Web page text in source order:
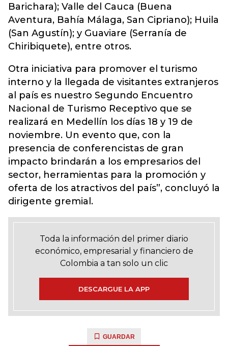
Barichara); Valle del Cauca (Buena
Aventura, Bahía Málaga, San Cipriano); Huila
(San Agustín); y Guaviare (Serranía de
Chiribiquete), entre otros.
Otra iniciativa para promover el turismo
interno y la llegada de visitantes extranjeros
al país es nuestro Segundo Encuentro
Nacional de Turismo Receptivo que se
realizará en Medellín los días 18 y 19 de
noviembre. Un evento que, con la
presencia de conferencistas de gran
impacto brindarán a los empresarios del
sector, herramientas para la promoción y
oferta de los atractivos del país”, concluyó la
dirigente gremial.
Toda la información del primer diario
económico, empresarial y financiero de
Colombia a tan solo un clic
DESCARGUE LA APP
GUARDAR